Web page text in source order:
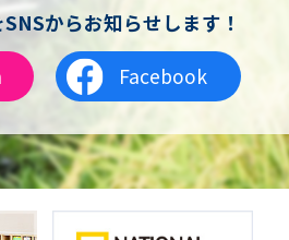
からお知らせします！
Facebook